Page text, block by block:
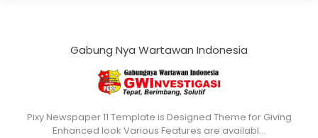
Gabung Nya Wartawan Indonesia
Pixy Newspaper 11 Template is Designed Theme for Giving
Enhanced look Various Features are availabl…